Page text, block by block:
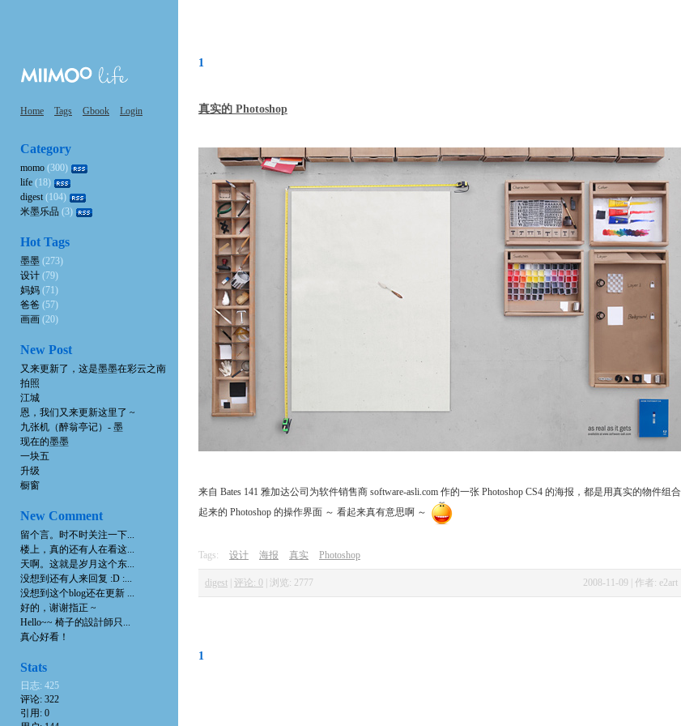
Home Tags Gbook Login
1
真实的 Photoshop
来自 Bates 141 雅加达公司为软件销售商 software-asli.com 作的一张 Photoshop CS4 的海报，都是用真实的物件组合
起来的 Photoshop 的操作界面 ～ 看起来真有意思啊 ～
Tags: 设计 海报 真实 Photoshop
2008-11-09 | 作者: e2art
digest 评论: 0 浏览: 2777
1
Category
momo (300)
life (18)
digest(104)
米墨乐品 (3)
Hot Tags
墨墨 (273)
设计 (79)
妈妈 (71)
爸爸 (57)
画画 (20)
New Post
又来更新了，这是墨墨在彩云之南
拍照
江城
恩，我们又来更新这里了 ~
九张机（醉翁亭记）- 墨
现在的墨墨
一块五
升级
橱窗
New Comment
留个言。时不时关注一下...
楼上，真的还有人在看这...
天啊。这就是岁月这个东...
没想到还有人来回复 :D :...
没想到这个blog还在更新 ...
好的，谢谢指正 ~
Hello~~ 椅子的設計師只...
真心好看！
Stats
日志: 425
评论: 322
引用: 0